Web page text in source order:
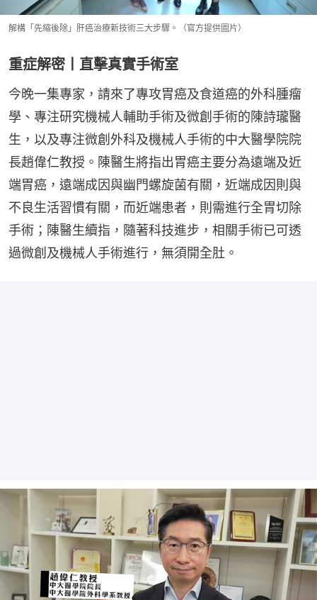
解構「先縮後除」肝癌治療新技術三大步驟。（官方提供圖片）
重症解密丨直擊真實手術室
今晚一集專家，請來了專攻胃癌及食道癌的外科腫瘤
學、專注研究機械人輔助手術及微創手術的陳詩瓏醫
生，以及專注微創外科及機械人手術的中大醫學院院
長趙偉仁教授。陳醫生將指出胃癌主要分為遠端及近
端胃癌，遠端成因與幽門螺旋菌有關，近端成因則與
不良生活習慣有關，而近端患者，則需進行全胃切除
手術；陳醫生續指，隨著科技進步，相關手術已可透
過微創及機械人手術進行，無須開全肚。